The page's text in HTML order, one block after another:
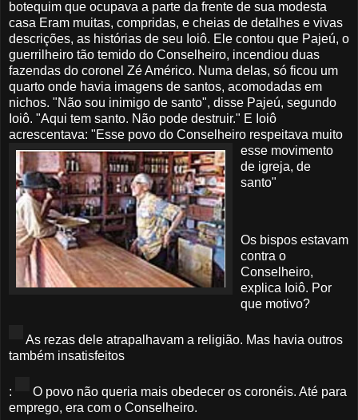
botequim que ocupava a parte da frente de sua modesta
casa Eram muitas, compridas, e cheias de detalhes e vivas
descrições, as histórias de seu Ioiô. Ele contou que Pajeú, o
guerrilheiro tão temido do Conselheiro, incendiou duas
fazendas do coronel Zé Américo. Numa delas, só ficou um
quarto onde havia imagens de santos, acomodadas em
nichos. "Não sou inimigo de santo", disse Pajeú, segundo
Ioiô. "Aqui tem santo. Não pode destruir." E Ioiô
acrescentava: "Esse povo do Conselheiro respeitava muito
esse movimento
de igreja, de
santo"
Os bispos estavam
contra o
Conselheiro,
explica Ioiô. Por
que motivo?
As rezas dele atrapalhavam a religião. Mas havia outros
também insatisfeitos
:
O povo não queria mais obedecer os coronéis. Até para
emprego, era com o Conselheiro.